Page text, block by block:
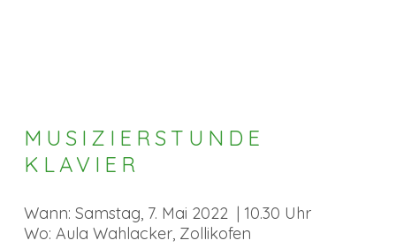
MUSIZIERSTUNDE
KLAVIER
Wann: Samstag, 7. Mai 2022 | 10.30 Uhr
Wo: Aula Wahlacker, Zollikofen